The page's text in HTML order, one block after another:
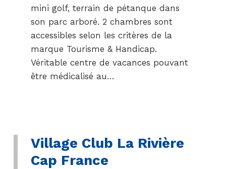
mini golf, terrain de pétanque dans
son parc arboré. 2 chambres sont
accessibles selon les critères de la
marque Tourisme & Handicap.
Véritable centre de vacances pouvant
être médicalisé au…
Village Club La Rivière
Cap France